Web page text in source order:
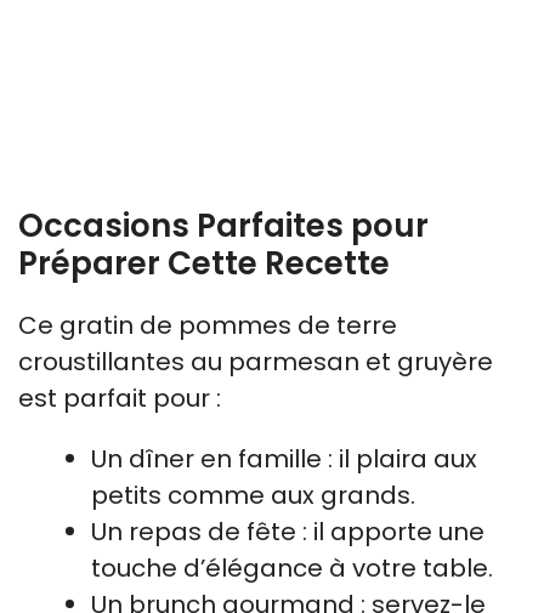
Occasions Parfaites pour
Préparer Cette Recette
Ce gratin de pommes de terre
croustillantes au parmesan et gruyère
est parfait pour :
Un dîner en famille : il plaira aux
petits comme aux grands.
Un repas de fête : il apporte une
touche d’élégance à votre table.
Un brunch gourmand : servez-le